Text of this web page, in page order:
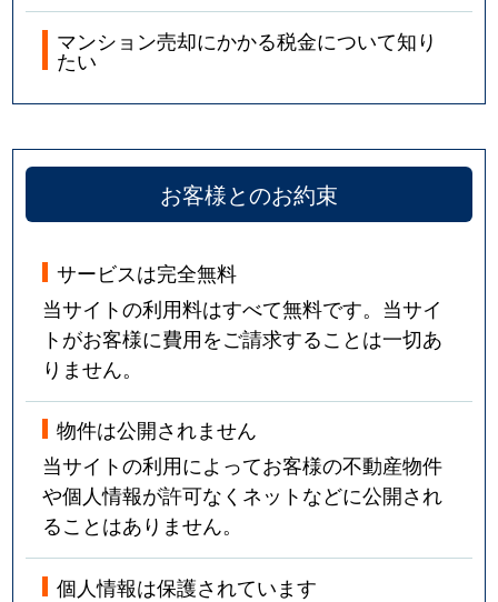
マンション売却にかかる税金について知り
たい
お客様とのお約束
サービスは完全無料
当サイトの利用料はすべて無料です。当サイ
トがお客様に費用をご請求することは一切あ
りません。
物件は公開されません
当サイトの利用によってお客様の不動産物件
や個人情報が許可なくネットなどに公開され
ることはありません。
個人情報は保護されています